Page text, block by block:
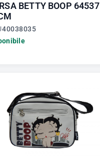
BETTY BOOP 64537
40038035